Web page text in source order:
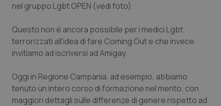
Abruzzo
Basilicata
Campania
QS Pro Gold
Artrite & artrosi
Car-T
QS Club Newsletter
nel gruppo Lgbt OPEN (vedi foto).
Questo non è ancora possibile per i medici Lgbt
terrorizzati all'idea di fare Coming Out e che invece
invitiamo ad iscriversi ad Amigay.
Oggi in Regione Campania, ad esempio, abbiamo
tenuto un intero corso di formazione nel merito, con
maggiori dettagli sulle differenze di genere rispetto ad